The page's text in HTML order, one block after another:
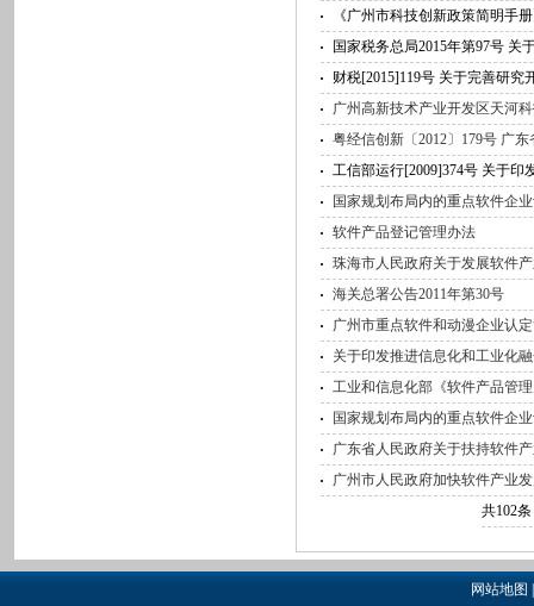
《广州市科技创新政策简明手
国家税务总局2015年第97号 关
财税[2015]119号 关于完善研
广州高新技术产业开发区天河
粤经信创新〔2012〕179号 广
工信部运行[2009]374号 关于
国家规划布局内的重点软件企
软件产品登记管理办法
珠海市人民政府关于发展软件
海关总署公告2011年第30号
广州市重点软件和动漫企业认
关于印发推进信息化和工业化
工业和信息化部《软件产品管
国家规划布局内的重点软件企
广东省人民政府关于扶持软件
广州市人民政府加快软件产业
共102